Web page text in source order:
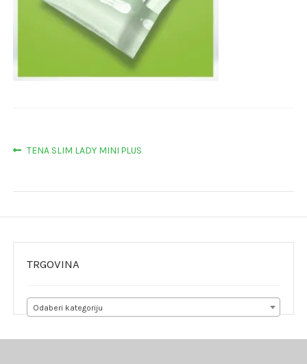
Navigacija
Prethodna
TENA SLIM LADY MINI PLUS
TRGOVINA
Odaberi kategoriju